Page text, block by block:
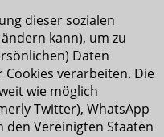
dieser sozialen
kann), um zu
Daten
verarbeiten. Die
wie möglich
Twitter), WhatsApp
den Vereinigten Staaten